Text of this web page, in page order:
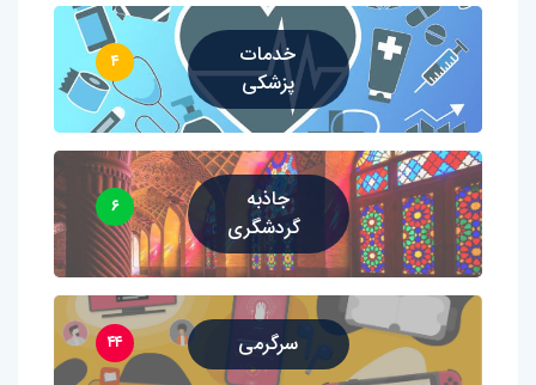
خدمات
پزشکی
۴
جاذبه
گردشگری
۶
سرگرمی ۴۴